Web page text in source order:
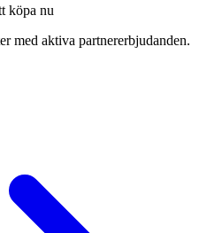
köpa nu
med aktiva partnererbjudanden.